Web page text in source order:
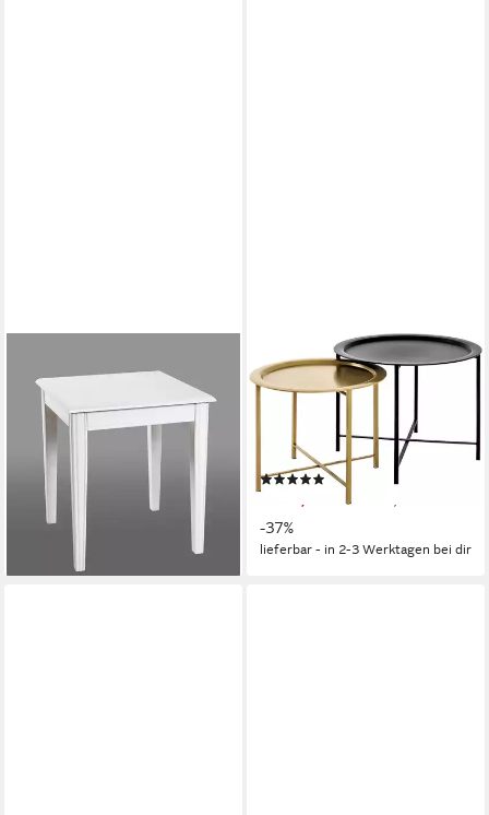
Beistelltisch Sofatisch,
Wohnzimmertisch (1-St),
quadratisch - aus MDF Weiß
B/T/H 45/45/51 cm
103,00 €
lieferbar - in 4-5 Werktagen bei dir
HAKU
Couchtisch Sofatisch,
Wohnzimmertisch (Set, 2-St.,
2er Set), rund - aus Metall
Schwarz - Ø/H 52/44 und
62/49 cm (2)
UVP
-37%
lieferbar - in 2-3 Werktagen bei dir